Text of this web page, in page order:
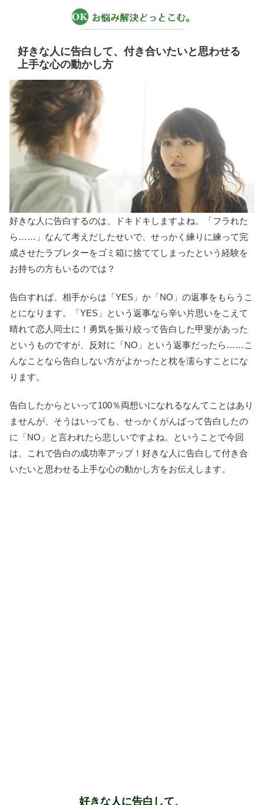
好きな人に告白して、付き合いたいと思わせる
上手な心の動かし方
好きな人に告白するのは、ドキドキしますよね。「フラれた
ら……」なんて考えだしたせいで、せっかく練りに練って完
成させたラブレターをゴミ箱に捨ててしまったという経験を
お持ちの方もいるのでは？
告白すれば、相手からは「YES」か「NO」の返事をもらうこ
とになります。「YES」という返事なら辛い片思いをこえて
晴れて恋人同士に！勇気を振り絞って告白した甲斐があった
というものですが、反対に「NO」という返事だったら……こ
んなことなら告白しない方がよかったと枕を濡らすことにな
ります。
告白したからといって100％両想いになれるなんてことはあり
ませんが、そうはいっても、せっかくがんばって告白したの
に「NO」と言われたら悲しいですよね。ということで今回
は、これで告白の成功率アップ！好きな人に告白して付き合
いたいと思わせる上手な心の動かし方をお伝えします。
好きな人に告白して、